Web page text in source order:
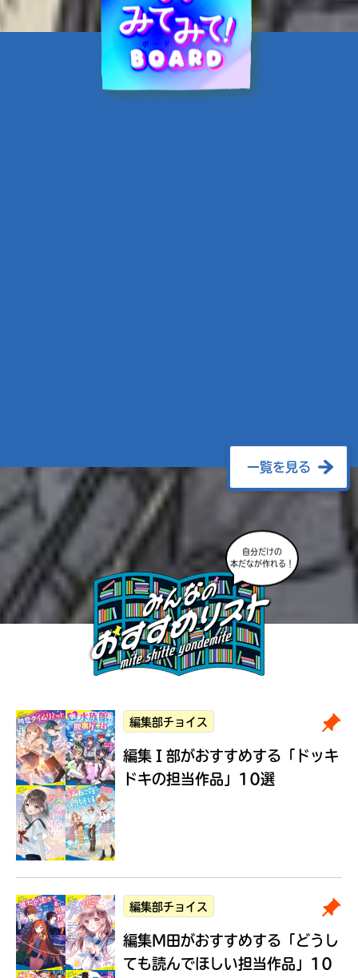
一覧を見る
自分だけの
本だなが作れる！
編集部チョイス
編集Ｉ部がおすすめする 「ドッキ
ドキの担当作品」10選
編集部チョイス
編集M田がおすすめする 「どうし
ても読んでほしい担当作品」10